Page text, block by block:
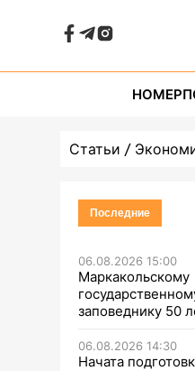
НОМЕР
Статьи
Последние
06.08.2026 15:00
Маркакольскому
заповеднику 50
06.08.2026 14:30
Начата